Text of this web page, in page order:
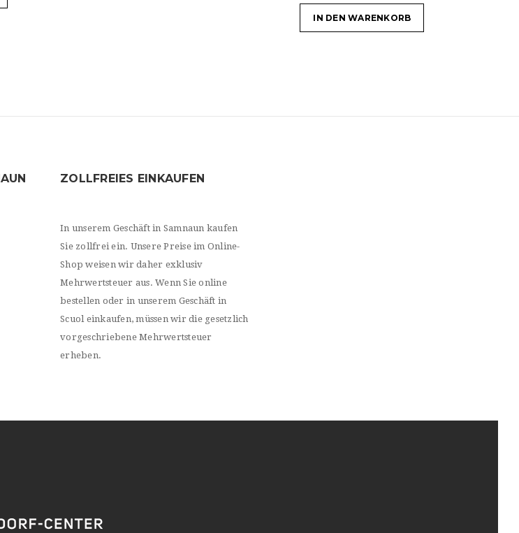
IN DEN WARENKORB
ZOLLFREIES EINKAUFEN
In unserem Geschäft in Samnaun kaufen
Sie zollfrei ein. Unsere Preise im Online-
Shop weisen wir daher exklusiv
Mehrwertsteuer aus. Wenn Sie online
bestellen oder in unserem Geschäft in
Scuol einkaufen, müssen wir die gesetzlich
vorgeschriebene Mehrwertsteuer
erheben.